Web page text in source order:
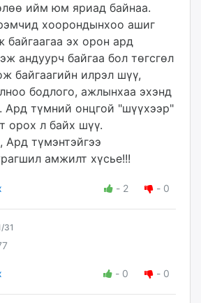
ийм юм яриад байнаа.
хоорондынхоо ашиг
байгаагаа эх орон ард
андуурч байгаа бол төгсгөл
байгаагийн илрэл шүү,
бодлого, ажлынхаа эхэнд
Ард түмний онцгой "шүүхээр"
орох л байх шүү.
түмэнтэйгээ
амжилт хүсье!!!
- 2 - 0
31
- 0 - 0